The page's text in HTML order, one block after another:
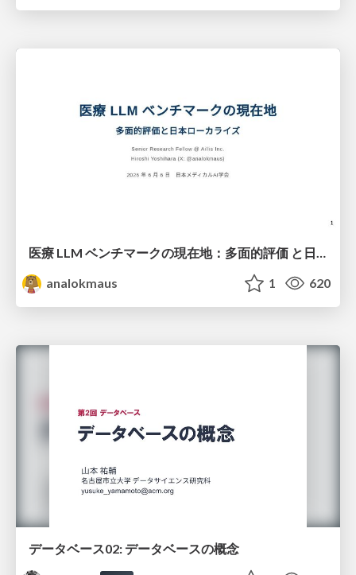
analokmaus
1 620
データベース02: データベースの概念